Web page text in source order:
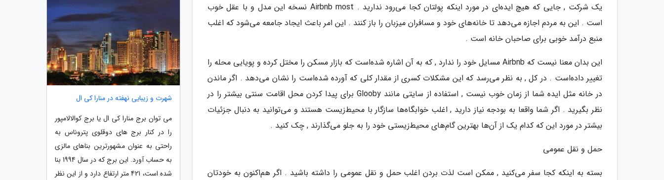
یک شرکت , جایی که هیچ ایده‌ای در مورد اینکه پولتان کجا می‌رود ندارید . Airbnb most نسخه این مدل و با عقل خوب
است . این به مردم اجازه می‌دهد تا خانه‌های خود و مسافران میزبان را باز کنند . این امر باعث ایجاد جامعه می‌شود که اغلب
منبع درآمد خوبی برای صاحبان خانه است .
این بدان معنا نیست که Airbnb مسایل خود را ندارد , که به آن اشاره شده‌است که بازار مسکن را مختل کرده و پویایی محله را
تغییر داده‌است . در کل , به نظر می‌رسد که این مشکلات کسری از مقدار کلی که آورده شده‌است را نشان می‌دهد . اگر ماندن
در خانه مثل ایده شما از زمان خوب نیست , استفاده از سایتی مانند Glooby برای پیدا کردن محل اقامت سنتی بیشتر را در
نظر بگیرید . اگر شما واقعا به بودجه نیاز دارید , اغلب خوابگاه‌ها سازگار با محیط‌زیست هستند و می‌توانید به دنبال جزئیات
بیشتر در مورد این که کدام یک از آن‌ها بهترین گام‌های محیط‌زیستی خود را به جلو می‌گذارند , چک کنید .
حمل و نقل عمومی
بسته به اینکه کجا سفر می‌کنید , ممکن است لذت بردن اغلب حمل و نقل عمومی را داشته باشید . اگر هم‌اکنون به خودتان
شهرت و زیبایی نهفته در منارا کی ال
می توان برج منارا کی ال یا برج کوالالامپور
را در کنار برج های دوقلوی پتروناس به
راحتی به عنوان مشهورترین بناهای مالزی
به حساب آورد. این برج که در سال 1994 بنا
شده است، 421 متر ارتفاع دارد و از این نظر